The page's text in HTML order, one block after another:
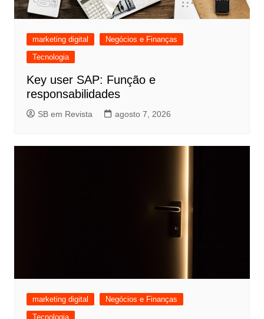
marketing digital
Negócios e Finanças
Tecnologia
Key user SAP: Função e
responsabilidades
SB em Revista agosto 7, 2026
marketing digital
Negócios e Finanças
Tecnologia